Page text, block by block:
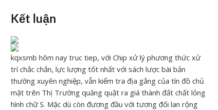
Kết luận
kqxsmb hôm nay truc tiep, với Chip xử lý phương thức xử
trí chắc chắn, lực lượng tốt nhất với sách lược bài bản
thường xuyên nghiệp, vẫn kiểm tra địa gắng của tín đồ chủ
mặt trên Thị Trường quăng quật ra giá thành đất chất lỏng
hình chữ S. Mặc dù còn đương đầu với tương đối lan rộng